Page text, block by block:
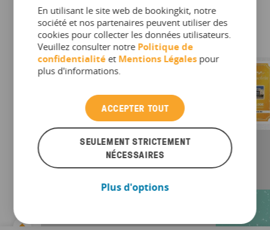
design et obtenir un résultat encore plus
personnalisé.
En utilisant le site web de bookingkit, notre
société et nos partenaires peuvent utiliser des
cookies pour collecter les données utilisateurs.
Veuillez consulter notre Politique de
confidentialité et Mentions Légalespour
plus d'informations.
ACCEPTER TOUT
SEULEMENT STRICTEMENT
NÉCESSAIRES
Plus d'options